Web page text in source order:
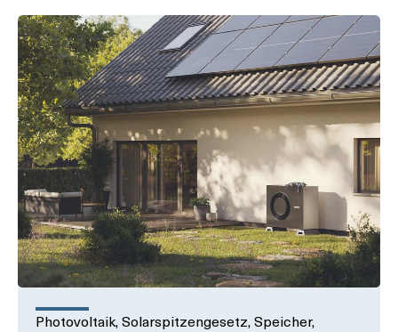
Photovoltaik, Solarspitzengesetz, Speicher,